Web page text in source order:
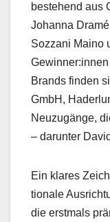
beste­hend aus
Johan­na
Soz­zani Maino
Brands find­en
GmbH,
Neuzugänge,
– darunter
Ein klares
tionale
die erst­mals